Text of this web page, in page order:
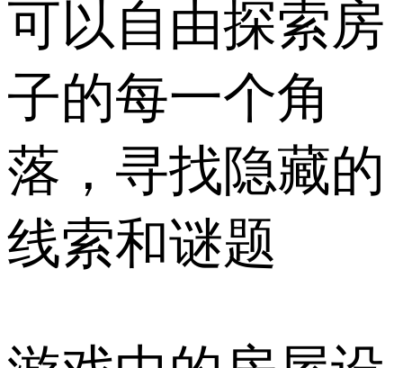
可以自由探索房
子的每一个角
落，寻找隐藏的
线索和谜题